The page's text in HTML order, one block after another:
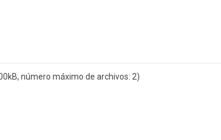
número máximo de archivos: 2)